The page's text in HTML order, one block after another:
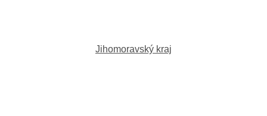
Jihomoravský kraj